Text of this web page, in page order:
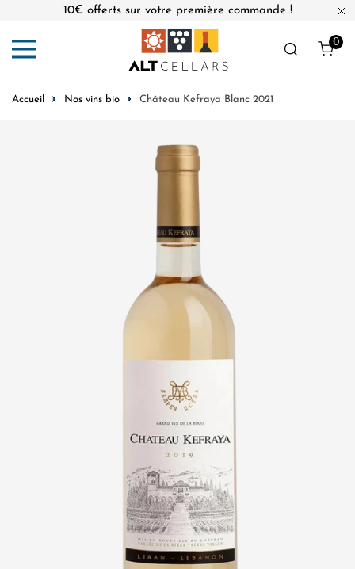
10€ offerts sur votre première commande !
0
Accueil Nos vins bio Château Kefraya Blanc 2021